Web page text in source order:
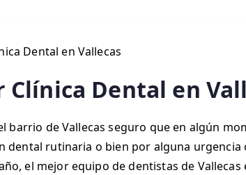
Clínica Dental en
barrio de Vallecas seguro que en algún
dental rutinaria o bien por alguna
el mejor equipo de dentistas de Vallecas